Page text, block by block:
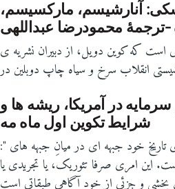
آنارشیسم، مارکسیسم،
-ترجمۀ محمودرضا عبداللهی
که کوین دویل، از دبیران نشریه ی
سرمایه در آمریکا، ریشه ها و
شرایط تکوین اول ماه مه
:" مبارزه پرولتاریا برای فراگیری تاریخِ خود جبهه ای در میانِ جبهه های
این امری صرفا تئوریک، یا تجریدی یا
بخشی و جزئی از خود آگاهیِ طبقاتی است